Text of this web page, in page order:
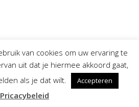
van cookies om uw ervaring te
uit dat je hiermee akkoord gaat,
als je dat wilt.
Accepteren
Pricacybeleid